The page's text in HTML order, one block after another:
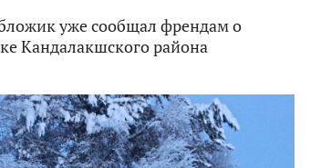
уже сообщал френдам о
Кандалакшского района